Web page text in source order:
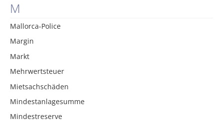
M
Mallorca-Police
Margin
Markt
Mehrwertsteuer
Mietsachschäden
Mindestanlagesumme
Mindestreserve